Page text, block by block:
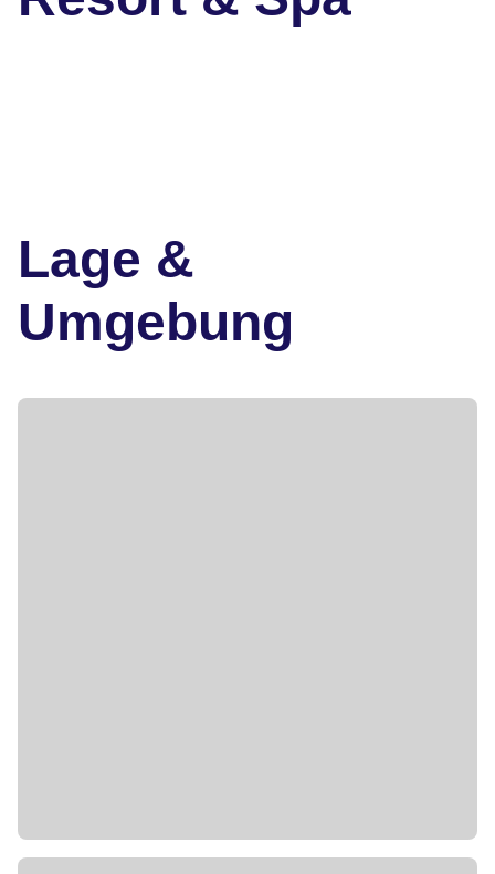
Lage &
Umgebung